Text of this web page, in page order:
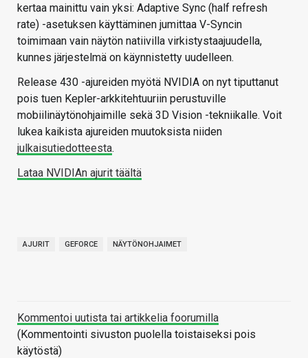
kertaa mainittu vain yksi: Adaptive Sync (half refresh
rate) -asetuksen käyttäminen jumittaa V-Syncin
toimimaan vain näytön natiivilla virkistystaajuudella,
kunnes järjestelmä on käynnistetty uudelleen.
Release 430 -ajureiden myötä NVIDIA on nyt tiputtanut
pois tuen Kepler-arkkitehtuuriin perustuville
mobiilinäytönohjaimille sekä 3D Vision -tekniikalle. Voit
lukea kaikista ajureiden muutoksista niiden
julkaisutiedotteesta.
Lataa NVIDIAn ajurit täältä
AJURIT GEFORCE NÄYTÖNOHJAIMET
Kommentoi uutista tai artikkelia foorumilla
(Kommentointi sivuston puolella toistaiseksi pois
käytöstä)